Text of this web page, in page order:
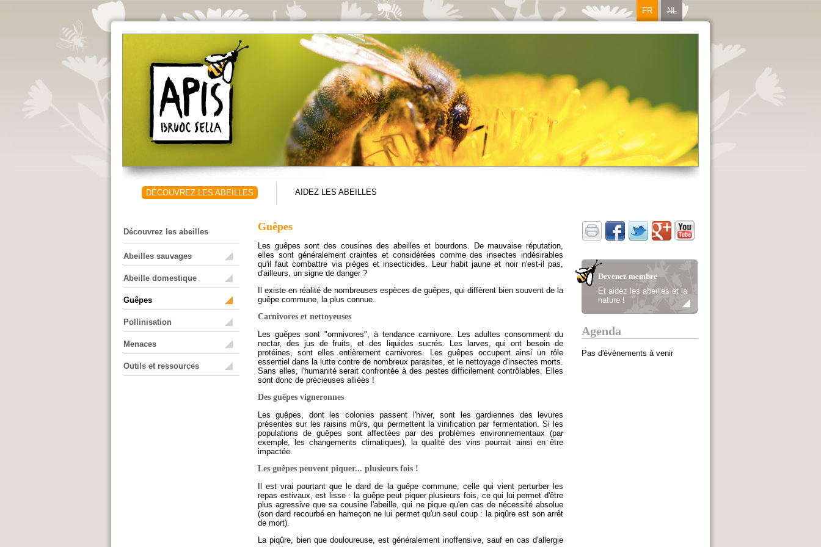
FR NL
Menu principal
DÉCOUVREZ LES ABEILLES AIDEZ LES ABEILLES
Découvrez les abeilles
Abeilles sauvages
Abeille domestique
Guêpes
Pollinisation
Menaces
Outils et ressources
Guêpes
Les guêpes sont des cousines des abeilles et bourdons. De mauvaise réputation,
elles sont généralement craintes et considérées comme des insectes indésirables
qu'il faut combattre via pièges et insecticides. Leur habit jaune et noir n'est-il pas,
d'ailleurs, un signe de danger ?
Il existe en réalité de nombreuses espèces de guêpes, qui diffèrent bien souvent de la
guêpe commune, la plus connue.
Carnivores et nettoyeuses
Les guêpes sont "omnivores", à tendance carnivore. Les adultes consomment du
nectar, des jus de fruits, et des liquides sucrés. Les larves, qui ont besoin de
protéines, sont elles entièrement carnivores. Les guêpes occupent ainsi un rôle
essentiel dans la lutte contre de nombreux parasites, et le nettoyage d'insectes morts.
Sans elles, l'humanité serait confrontée à des pestes difficilement contrôlables. Elles
sont donc de précieuses alliées !
Des guêpes vigneronnes
Les guêpes, dont les colonies passent l'hiver, sont les gardiennes des levures
présentes sur les raisins mûrs, qui permettent la vinification par fermentation. Si les
populations de guêpes sont affectées par des problèmes environnementaux (par
exemple, les changements climatiques), la qualité des vins pourrait ainsi en être
impactée.
Les guêpes peuvent piquer... plusieurs fois !
Il est vrai pourtant que le dard de la guêpe commune, celle qui vient perturber les
repas estivaux, est lisse : la guêpe peut piquer plusieurs fois, ce qui lui permet d'être
plus agressive que sa cousine l'abeille, qui ne pique qu'en cas de nécessité absolue
(son dard recourbé en hameçon ne lui permet qu'un seul coup : la piqûre est son arrêt
de mort).
La piqûre, bien que douloureuse, est généralement inoffensive, sauf en cas d'allergie
Devenez membre
Et aidez les abeilles et la
nature !
Agenda
Pas d'évènements à venir